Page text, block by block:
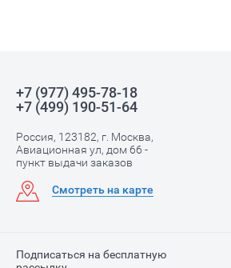
+7 (977) 495-78-18
+7 (499) 190-51-64
Россия, 123182, г. Москва,
Авиационная ул, дом 66 -
пункт выдачи заказов
Смотреть на карте
Подписаться на бесплатную